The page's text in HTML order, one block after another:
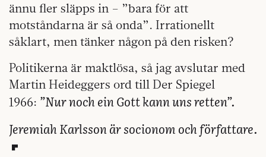
ännu fler släpps in – ”bara för att
motståndarna är så onda”. Irrationellt
såklart, men tänker någon på den risken?
Politikerna är maktlösa, så jag avslutar med
Martin Heideggers ord till Der Spiegel
1966: ”Nur noch ein Gott kann uns retten”.
Jeremiah Karlsson är socionom och författare.